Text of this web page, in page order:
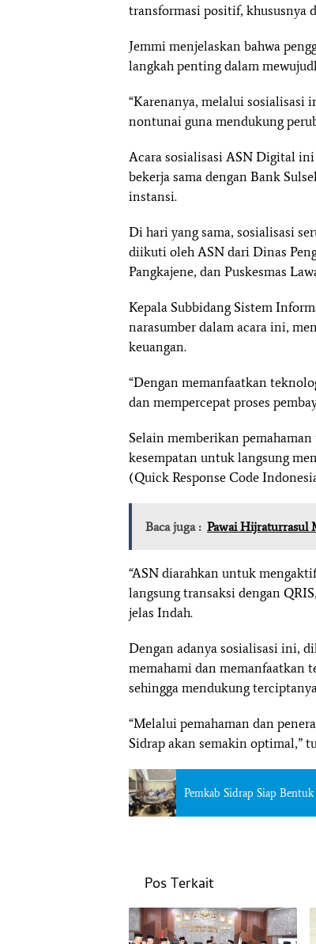
transformasi positif, khususnya
Jemmi menjelaskan bahwa
langkah penting dalam
“Karenanya, melalui sosialisasi
nontunai guna mendukung
Acara sosialisasi ASN Digital
bekerja sama dengan Bank
instansi.
Di hari yang sama, sosialisasi
diikuti oleh ASN dari Dinas
Pangkajene, dan Puskesmas
Kepala Subbidang Sistem
narasumber dalam acara ini,
keuangan.
“Dengan memanfaatkan
dan mempercepat proses
Selain memberikan
kesempatan untuk langsung
(Quick Response Code
Baca juga : Pawai Hijraturrasul
“ASN diarahkan untuk
langsung transaksi dengan
jelas Indah.
Dengan adanya sosialisasi ini,
memahami dan memanfaatkan
sehingga mendukung
“Melalui pemahaman dan
Sidrap akan semakin optimal,”
Pemkab Sidrap Siap
Pos Terkait